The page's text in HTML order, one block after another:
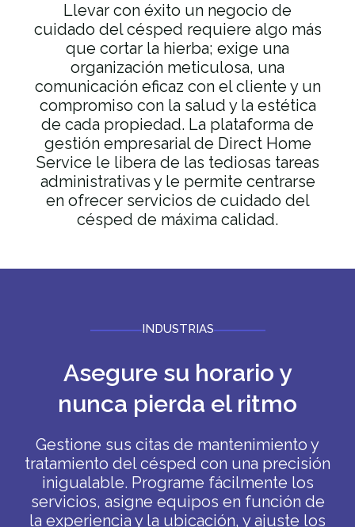
Llevar con éxito un negocio de
cuidado del césped requiere algo más
que cortar la hierba; exige una
organización meticulosa, una
comunicación eficaz con el cliente y un
compromiso con la salud y la estética
de cada propiedad. La plataforma de
gestión empresarial de Direct Home
Service le libera de las tediosas tareas
administrativas y le permite centrarse
en ofrecer servicios de cuidado del
césped de máxima calidad.
INDUSTRIAS
Asegure su horario y
nunca pierda el ritmo
Gestione sus citas de mantenimiento y
tratamiento del césped con una precisión
inigualable. Programe fácilmente los
servicios, asigne equipos en función de
la experiencia y la ubicación, y ajuste los